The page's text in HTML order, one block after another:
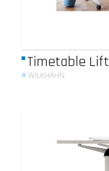
Timetable Lift
#WILKHAHN